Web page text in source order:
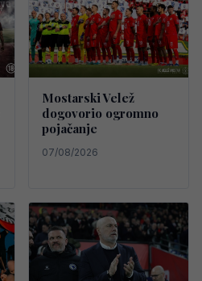
Mostarski Velež
dogovorio ogromno
pojačanje
07/08/2026